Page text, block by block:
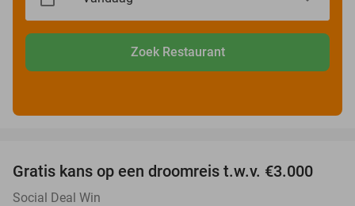
Zoek Restaurant
Gratis kans op een droomreis t.w.v. €3.000
Social Deal Win